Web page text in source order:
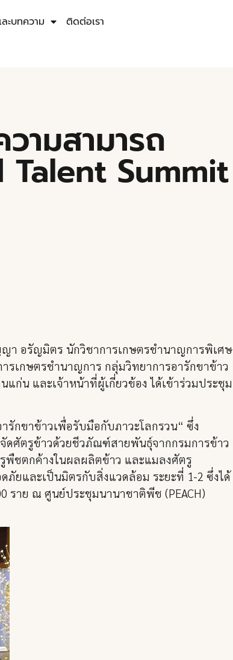
ะบทความ ติดต่อเรา
ามสามารถ
Talent Summit
า อรัญมิตร นักวิชาการเกษตรชำนาญการพิเศษ
เกษตรชำนาญการ กลุ่มวิทยาการอารักขาข้าว
น และเจ้าหน้าที่ผู้เกี่ยวข้อง ได้เข้าร่วมประชุม
รักขาข้าวเพื่อรับมือกับภาวะโลกรวน“ ซึ่ง
ดศัตรูข้าวด้วยชีวภัณฑ์สายพันธุ์จากกรมการข้าว
พืชตกค้างในผลผลิตข้าว และแมลงศัตรู
ยและเป็นมิตรกับสิ่งแวดล้อม ระยะที่ 1-2 ซึ่งได้
ราย ณ ศูนย์ประชุมนานาชาติพีช (PEACH)